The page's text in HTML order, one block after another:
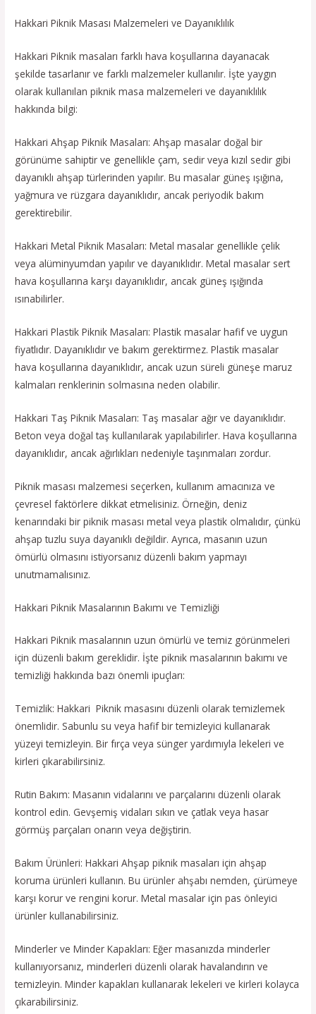
Hakkari Piknik Masası Malzemeleri ve Dayanıklılık
Hakkari Piknik masaları farklı hava koşullarına dayanacak
şekilde tasarlanır ve farklı malzemeler kullanılır. İşte yaygın
olarak kullanılan piknik masa malzemeleri ve dayanıklılık
hakkında bilgi:
Hakkari Ahşap Piknik Masaları: Ahşap masalar doğal bir
görünüme sahiptir ve genellikle çam, sedir veya kızıl sedir gibi
dayanıklı ahşap türlerinden yapılır. Bu masalar güneş ışığına,
yağmura ve rüzgara dayanıklıdır, ancak periyodik bakım
gerektirebilir.
Hakkari Metal Piknik Masaları: Metal masalar genellikle çelik
veya alüminyumdan yapılır ve dayanıklıdır. Metal masalar sert
hava koşullarına karşı dayanıklıdır, ancak güneş ışığında
ısınabilirler.
Hakkari Plastik Piknik Masaları: Plastik masalar hafif ve uygun
fiyatlıdır. Dayanıklıdır ve bakım gerektirmez. Plastik masalar
hava koşullarına dayanıklıdır, ancak uzun süreli güneşe maruz
kalmaları renklerinin solmasına neden olabilir.
Hakkari Taş Piknik Masaları: Taş masalar ağır ve dayanıklıdır.
Beton veya doğal taş kullanılarak yapılabilirler. Hava koşullarına
dayanıklıdır, ancak ağırlıkları nedeniyle taşınmaları zordur.
Piknik masası malzemesi seçerken, kullanım amacınıza ve
çevresel faktörlere dikkat etmelisiniz. Örneğin, deniz
kenarındaki bir piknik masası metal veya plastik olmalıdır, çünkü
ahşap tuzlu suya dayanıklı değildir. Ayrıca, masanın uzun
ömürlü olmasını istiyorsanız düzenli bakım yapmayı
unutmamalısınız.
Hakkari Piknik Masalarının Bakımı ve Temizliği
Hakkari Piknik masalarının uzun ömürlü ve temiz görünmeleri
için düzenli bakım gereklidir. İşte piknik masalarının bakımı ve
temizliği hakkında bazı önemli ipuçları:
Temizlik: Hakkari Piknik masasını düzenli olarak temizlemek
önemlidir. Sabunlu su veya hafif bir temizleyici kullanarak
yüzeyi temizleyin. Bir fırça veya sünger yardımıyla lekeleri ve
kirleri çıkarabilirsiniz.
Rutin Bakım: Masanın vidalarını ve parçalarını düzenli olarak
kontrol edin. Gevşemiş vidaları sıkın ve çatlak veya hasar
görmüş parçaları onarın veya değiştirin.
Bakım Ürünleri: Hakkari Ahşap piknik masaları için ahşap
koruma ürünleri kullanın. Bu ürünler ahşabı nemden, çürümeye
karşı korur ve rengini korur. Metal masalar için pas önleyici
ürünler kullanabilirsiniz.
Minderler ve Minder Kapakları: Eğer masanızda minderler
kullanıyorsanız, minderleri düzenli olarak havalandırın ve
temizleyin. Minder kapakları kullanarak lekeleri ve kirleri kolayca
çıkarabilirsiniz.